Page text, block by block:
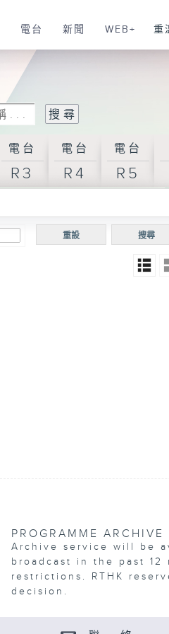
電台 新聞 WEB+ 重
電台
R3
電台
R4
電台
R5
搜尋
重設
PROGRAMME ARCHIVE
Archive service will be
broadcast in the past
restrictions. RTHK
decision.